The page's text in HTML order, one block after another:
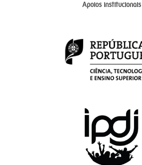
Apoios institucionais